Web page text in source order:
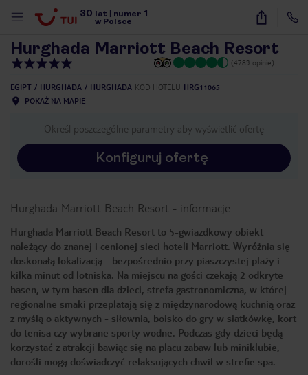
30 lat numer 1
w Polsce
39
Hurghada Marriott Beach Resort
(4783 opinie)
EGIPT HURGHADA HURGHADA KOD HOTELU HRG11065
POKAŻ NA MAPIE
Określ poszczególne parametry aby wyświetlić ofertę
Konfiguruj ofertę
Hurghada Marriott Beach Resort - informacje
Hurghada Marriott Beach Resort to 5-gwiazdkowy obiekt
należący do znanej i cenionej sieci hoteli Marriott. Wyróżnia się
doskonałą lokalizacją - bezpośrednio przy piaszczystej plaży i
kilka minut od lotniska. Na miejscu na gości czekają 2 odkryte
basen, w tym basen dla dzieci, strefa gastronomiczna, w której
regionalne smaki przeplatają się z międzynarodową kuchnią oraz
z myślą o aktywnych - siłownia, boisko do gry w siatkówkę, kort
do tenisa czy wybrane sporty wodne. Podczas gdy dzieci będą
korzystać z atrakcji bawiąc się na placu zabaw lub miniklubie,
dorośli mogą doświadczyć relaksujących chwil w strefie spa.